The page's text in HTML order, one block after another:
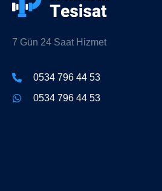
7 Gün 24 Saat Hizmet
0534 796 44 53
0534 796 44 53